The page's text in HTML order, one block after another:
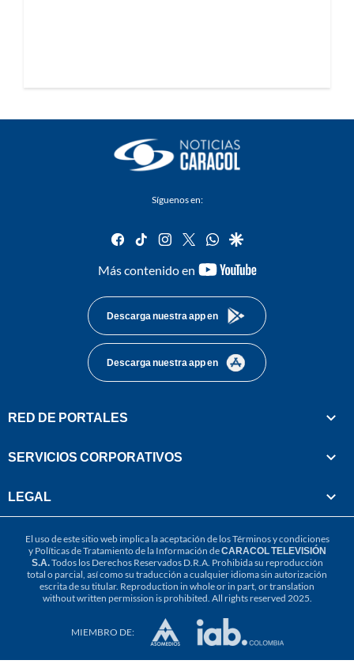
Síguenos en:
facebook
tiktok instagram
twitterwhatsapp
google
Más contenido en
youtube-
Descarga nuestra app en
Descarga nuestra app en
RED DE PORTALES
SERVICIOS CORPORATIVOS
LEGAL
El uso de este sitio web implica la aceptación de losTérminos y condiciones
y Políticas de Tratamiento de la Información deCARACOL TELEVISIÓN
S.A.Todos los Derechos Reservados D.R.A. Prohibida su reproducción
total o parcial, así como su traducción a cualquier idioma sin autorización
escrita de su titular. Reproduction in whole or in part, or translation
without written permission is prohibited. All rights reserved 2025.
MIEMBRO DE: